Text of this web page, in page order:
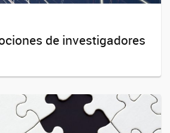
de investigadores